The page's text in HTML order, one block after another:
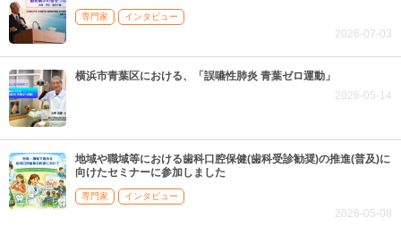
専門家 インタビュー
2026-07-03
横浜市青葉区における、「誤嚥性肺炎 青葉ゼロ運動」
2026-05-14
地域や職域等における歯科口腔保健(歯科受診勧奨)の推進(普及)に
向けたセミナーに参加しました
専門家 インタビュー
2026-05-08